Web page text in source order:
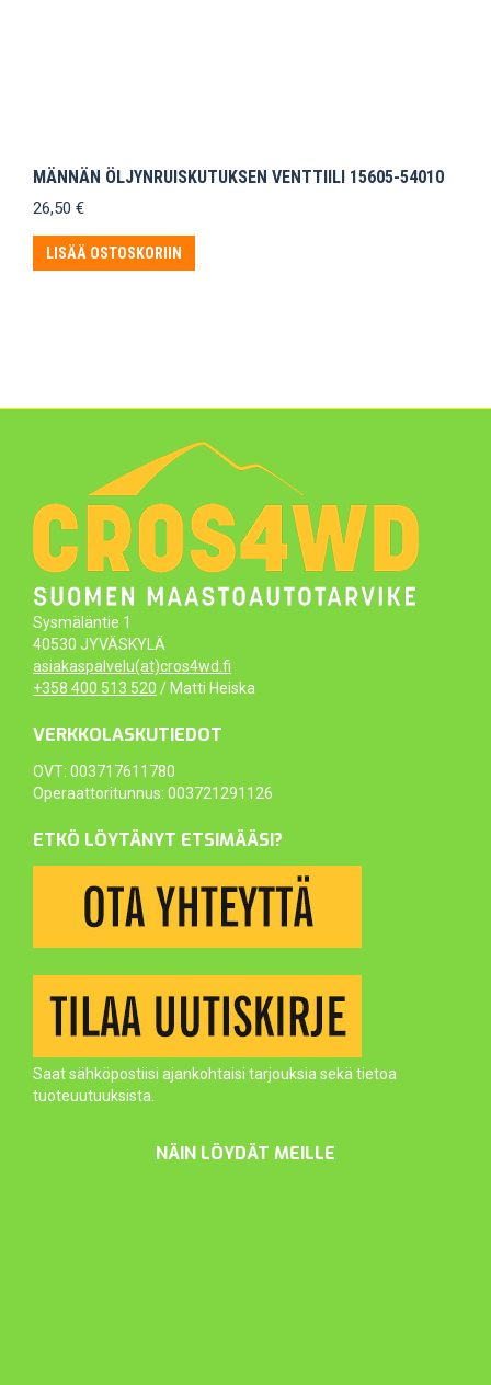
MÄNNÄN ÖLJYNRUISKUTUKSEN VENTTIILI 15605-54010
26,50 €
LISÄÄ OSTOSKORIIN
Sysmäläntie 1
40530 JYVÄSKYLÄ
asiakaspalvelu(at)cros4wd.fi
+358 400 513 520 / Matti Heiska
VERKKOLASKUTIEDOT
OVT: 003717611780
Operaattoritunnus: 003721291126
ETKÖ LÖYTÄNYT ETSIMÄÄSI?
Saat sähköpostiisi ajankohtaisi tarjouksia sekä tietoa
tuoteuutuuksista.
NÄIN LÖYDÄT MEILLE